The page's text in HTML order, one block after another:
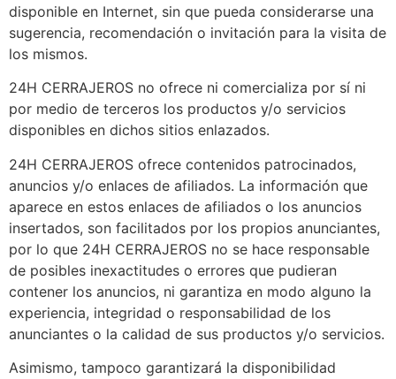
disponible en Internet, sin que pueda considerarse una
sugerencia, recomendación o invitación para la visita de
los mismos.
24H CERRAJEROS no ofrece ni comercializa por sí ni
por medio de terceros los productos y/o servicios
disponibles en dichos sitios enlazados.
24H CERRAJEROS ofrece contenidos patrocinados,
anuncios y/o enlaces de afiliados. La información que
aparece en estos enlaces de afiliados o los anuncios
insertados, son facilitados por los propios anunciantes,
por lo que 24H CERRAJEROS no se hace responsable
de posibles inexactitudes o errores que pudieran
contener los anuncios, ni garantiza en modo alguno la
experiencia, integridad o responsabilidad de los
anunciantes o la calidad de sus productos y/o servicios.
Asimismo, tampoco garantizará la disponibilidad